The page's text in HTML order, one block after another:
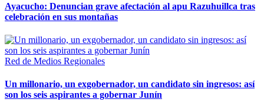
Ayacucho: Denuncian grave afectación al apu Razuhuillca tras
celebración en sus montañas
Red de Medios Regionales
Un millonario, un exgobernador, un candidato sin ingresos: así
son los seis aspirantes a gobernar Junín